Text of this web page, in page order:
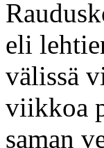
eli
välissä
viikkoa
saman